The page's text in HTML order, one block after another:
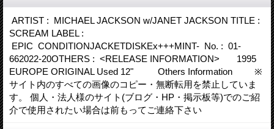
ARTIST : MICHAEL JACKSON w/JANET JACKSON TITLE :
SCREAM LABEL :
EPIC CONDITIONJACKETDISKEx+++MINT- No. : 01-
662022-20OTHERS : <RELEASE INFORMATION> 1995
EUROPE ORIGINAL Used 12" Others Information ※
サイト内のすべての画像のコピー・無断転用を禁止していま
す。 個人・法人様のサイト(ブログ・HP・掲示板等)でのご紹
介で使用されたい場合は前もってご連絡下さい